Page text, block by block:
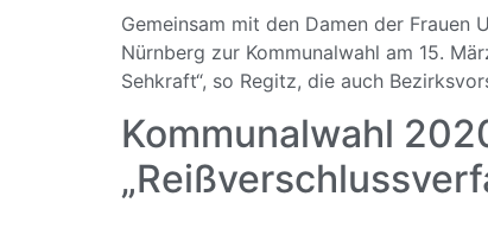
Gemeinsam mit den Damen der
Nürnberg zur Kommunalwahl am 15.
Sehkraft“, so Regitz, die auch
Kommunalwahl